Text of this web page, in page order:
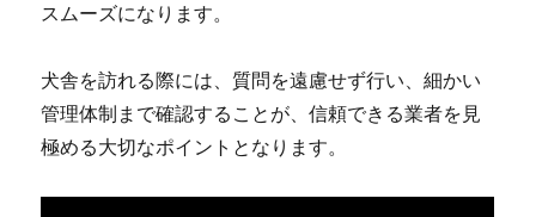
スムーズになります。
犬舎を訪れる際には、質問を遠慮せず行い、細かい
管理体制まで確認することが、信頼できる業者を見
極める大切なポイントとなります。